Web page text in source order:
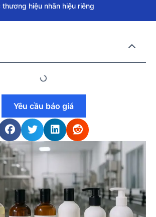
hiệu nhãn hiệu riêng
Yêu cầu báo giá